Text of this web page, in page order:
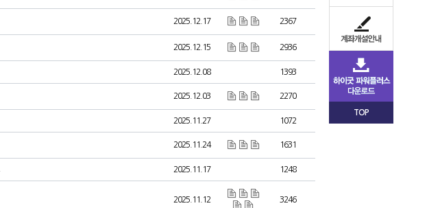
2025.12.17 2367
2025.12.15 2936
2025.12.08 1393
2025.12.03 2270
2025.11.27 1072
2025.11.24 1631
2025.11.17 1248
2025.11.12 3246
TOP